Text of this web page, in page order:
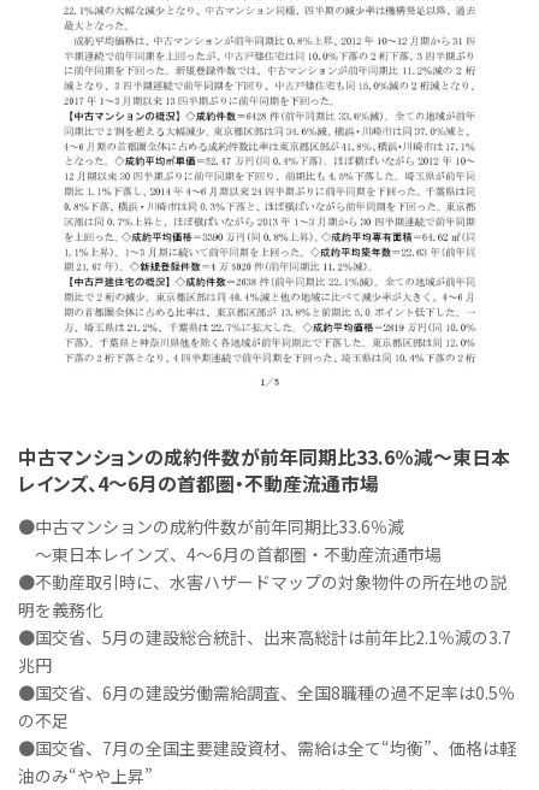
中古マンションの成約件数が前年同期比33.6％減～東日本
レインズ、4～6月の首都圏・不動産流通市場
●中古マンションの成約件数が前年同期比33.6％減
～東日本レインズ、4～6月の首都圏・不動産流通市場
●不動産取引時に、水害ハザードマップの対象物件の所在地の説
明を義務化
●国交省、5月の建設総合統計、出来高総計は前年比2.1％減の3.7
兆円
●国交省、6月の建設労働需給調査、全国8職種の過不足率は0.5％
の不足
●国交省、7月の全国主要建設資材、需給は全て“均衡”、価格は軽
油のみ“やや上昇”